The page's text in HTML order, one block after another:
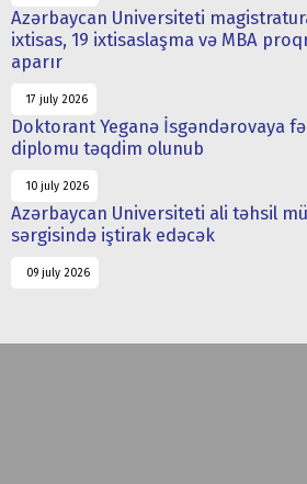
Azərbaycan Universiteti
ixtisas, 19 ixtisaslaşma və MBA
aparır
17 july 2026
Doktorant Yeganə İsgəndərovaya
diplomu təqdim olunub
10 july 2026
Azərbaycan Universiteti ali təhsil
sərgisində iştirak edəcək
09 july 2026